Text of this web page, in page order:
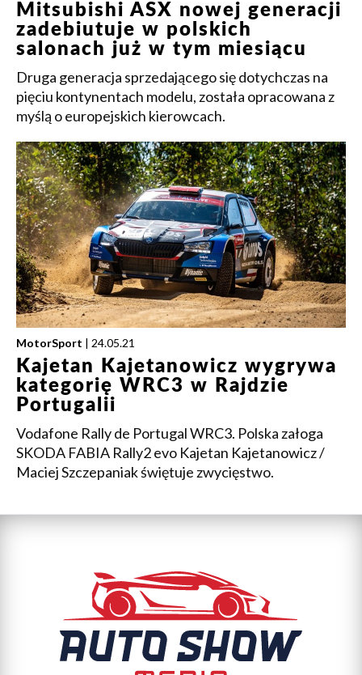
Mitsubishi ASX nowej generacji
zadebiutuje w polskich
salonach już w tym miesiącu
Druga generacja sprzedającego się dotychczas na
pięciu kontynentach modelu, została opracowana z
myślą o europejskich kierowcach.
MotorSport | 24.05.21
Kajetan Kajetanowicz wygrywa
kategorię WRC3 w Rajdzie
Portugalii
Vodafone Rally de Portugal WRC3. Polska załoga
SKODA FABIA Rally2 evo Kajetan Kajetanowicz /
Maciej Szczepaniak świętuje zwycięstwo.